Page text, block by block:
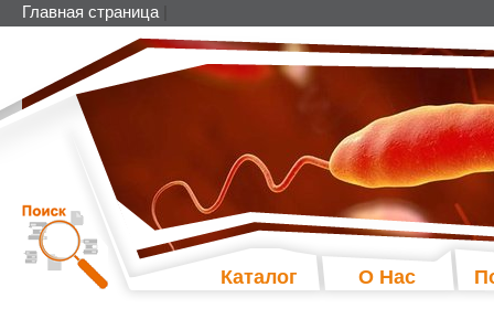
Главная страница
Каталог О Нас